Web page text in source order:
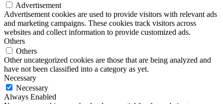
Advertisement
Advertisement cookies are used to provide visitors with relevant ads
and marketing campaigns. These cookies track visitors across
websites and collect information to provide customized ads.
Others
Others
Other uncategorized cookies are those that are being analyzed and
have not been classified into a category as yet.
Necessary
Necessary
Always Enabled